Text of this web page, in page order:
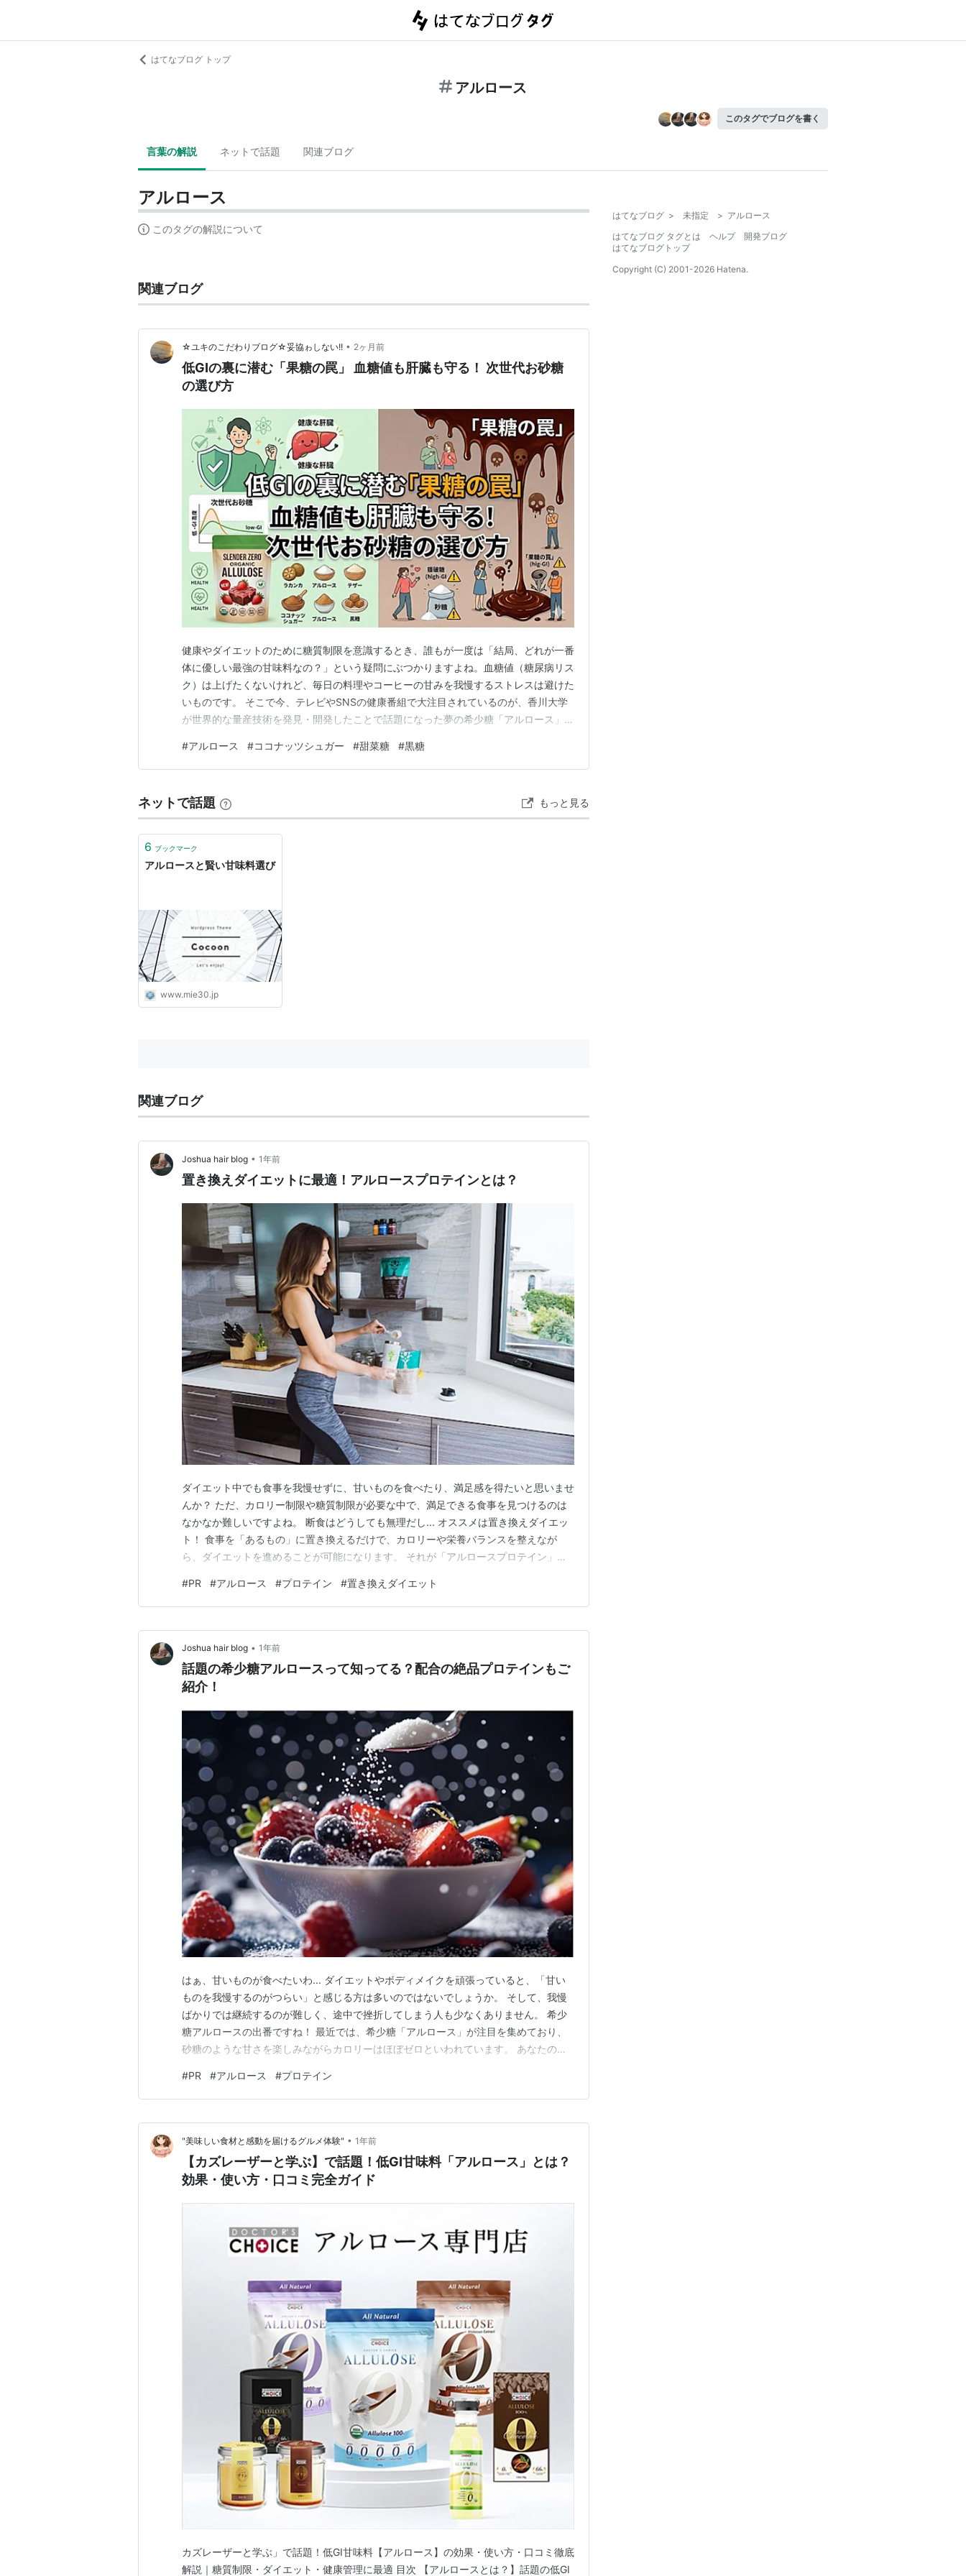
はてなブログ トップ
アルロース
このタグでブログを書く
言葉の解説 ネットで話題 関連ブログ
アルロース
このタグの解説について
関連ブログ
☆ユキのこだわりブログ☆妥協ゎしない!! • 2ヶ月前
低GIの裏に潜む「果糖の罠」 血糖値も肝臓も守る！ 次世代お砂糖
の選び方
健康やダイエットのために糖質制限を意識するとき、誰もが一度は「結局、どれが一番
体に優しい最強の甘味料なの？」という疑問にぶつかりますよね。血糖値（糖尿病リス
ク）は上げたくないけれど、毎日の料理やコーヒーの甘みを我慢するストレスは避けた
いものです。 そこで今、テレビやSNSの健康番組で大注目されているのが、香川大学
が世界的な量産技術を発見・開発したことで話題になった夢の希少糖「アルロース」で
シュガー、甜菜糖にもそれぞれ独自のメリット・デメリットが存在します。今回はいつ
もの4人で、おうちのキッチンに迎えるべき「運命の次世…
#アルロース #ココナッツシュガー #甜菜糖 #黒糖
ネットで話題 もっと見る
6 ブックマーク
アルロースと賢い甘味料選び
www.mie30.jp
関連ブログ
Joshua hair blog • 1年前
置き換えダイエットに最適！アルロースプロテインとは？
ダイエット中でも食事を我慢せずに、甘いものを食べたり、満足感を得たいと思いませ
んか？ ただ、カロリー制限や糖質制限が必要な中で、満足できる食事を見つけるのは
なかなか難しいですよね。 断食はどうしても無理だし... オススメは置き換えダイエッ
ト！ 食事を「あるもの」に置き換えるだけで、カロリーや栄養バランスを整えなが
ら、ダイエットを進めることが可能になります。 それが「アルロースプロテイン」な
ついて詳しくご紹介します。 ◆この記事はこんな方にオススメ！◆ ・置き換えダイエ
ットに興味がある・女性向けのオススメプロテインを…
#PR #アルロース #プロテイン #置き換えダイエット
Joshua hair blog • 1年前
話題の希少糖アルロースって知ってる？配合の絶品プロテインもご
紹介！
はぁ、甘いものが食べたいわ... ダイエットやボディメイクを頑張っていると、「甘い
ものを我慢するのがつらい」と感じる方は多いのではないでしょうか。 そして、我慢
ばかりでは継続するのが難しく、途中で挫折してしまう人も少なくありません。 希少
糖アルロースの出番ですね！ 最近では、希少糖「アルロース」が注目を集めており、
砂糖のような甘さを楽しみながらカロリーはほぼゼロといわれています。 あなたの美
ンの魅力や他製品との違い、実際の取り入れ方を詳しく解説していきます。 ◆この記
事はこんな方にオススメ！◆ ・希少糖アルロースに…
#PR #アルロース #プロテイン
"美味しい食材と感動を届けるグルメ体験" • 1年前
【カズレーザーと学ぶ】で話題！低GI甘味料「アルロース」とは？
効果・使い方・口コミ完全ガイド
カズレーザーと学ぶ」で話題！低GI甘味料【アルロース】の効果・使い方・口コミ徹底
解説｜糖質制限・ダイエット・健康管理に最適 目次 【アルロースとは？】話題の低GI
はてなブログ > 未指定 > アルロース
はてなブログ タグとは
ヘルプ
開発ブログ
はてなブログトップ
Copyright (C) 2001-2026 Hatena.